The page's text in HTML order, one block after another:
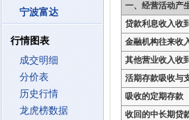
宁波富达
行情图表
成交明细
分价表
历史行情
龙虎榜数据
一、经营活动产
贷款利息收入收
金融机构往来收
其他营业收入收
活期存款吸收与
吸收的定期存款
收回的中长期贷